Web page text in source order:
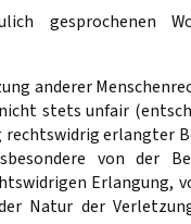
gesprochenen
anderer
stets unfair
rechtswidrig erlangter
von der
Erlangung,
Natur der